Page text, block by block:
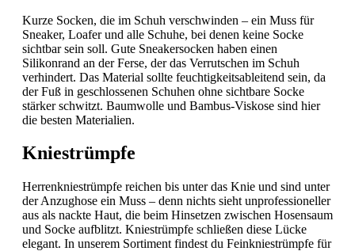
Kurze Socken, die im Schuh verschwinden – ein Muss für
Sneaker, Loafer und alle Schuhe, bei denen keine Socke
sichtbar sein soll. Gute Sneakersocken haben einen
Silikonrand an der Ferse, der das Verrutschen im Schuh
verhindert. Das Material sollte feuchtigkeitsableitend sein, da
der Fuß in geschlossenen Schuhen ohne sichtbare Socke
stärker schwitzt. Baumwolle und Bambus-Viskose sind hier
die besten Materialien.
Kniestrümpfe
Herrenkniestrümpfe reichen bis unter das Knie und sind unter
der Anzughose ein Muss – denn nichts sieht unprofessioneller
aus als nackte Haut, die beim Hinsetzen zwischen Hosensaum
und Socke aufblitzt. Kniestrümpfe schließen diese Lücke
elegant. In unserem Sortiment findest du Feinkniestrümpfe für